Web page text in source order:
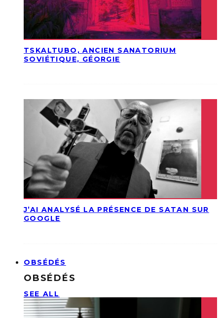
TSKALTUBO, ANCIEN SANATORIUM
SOVIÉTIQUE, GÉORGIE
J’AI ANALYSÉ LA PRÉSENCE DE SATAN SUR
GOOGLE
OBSÉDÉS
OBSÉDÉS
SEE ALL